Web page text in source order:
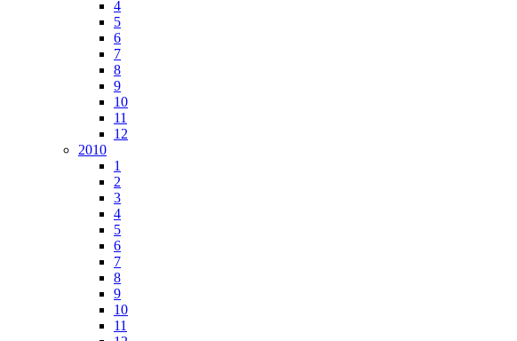
4
5
6
7
8
9
10
11
12
2010
1
2
3
4
5
6
7
8
9
10
11